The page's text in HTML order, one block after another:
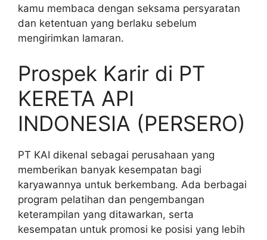
kamu membaca dengan seksama persyaratan
dan ketentuan yang berlaku sebelum
mengirimkan lamaran.
Prospek Karir di PT
KERETA API
INDONESIA (PERSERO)
PT KAI dikenal sebagai perusahaan yang
memberikan banyak kesempatan bagi
karyawannya untuk berkembang. Ada berbagai
program pelatihan dan pengembangan
keterampilan yang ditawarkan, serta
kesempatan untuk promosi ke posisi yang lebih